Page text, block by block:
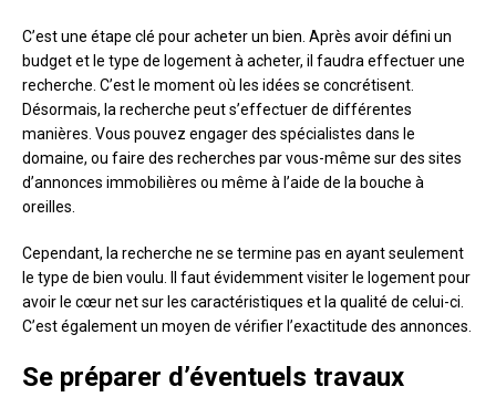
C’est une étape clé pour acheter un bien. Après avoir défini un
budget et le type de logement à acheter, il faudra effectuer une
recherche. C’est le moment où les idées se concrétisent.
Désormais, la recherche peut s’effectuer de différentes
manières. Vous pouvez engager des spécialistes dans le
domaine, ou faire des recherches par vous-même sur des sites
d’annonces immobilières ou même à l’aide de la bouche à
oreilles.
Cependant, la recherche ne se termine pas en ayant seulement
le type de bien voulu. Il faut évidemment visiter le logement pour
avoir le cœur net sur les caractéristiques et la qualité de celui-ci.
C’est également un moyen de vérifier l’exactitude des annonces.
Se préparer d’éventuels travaux